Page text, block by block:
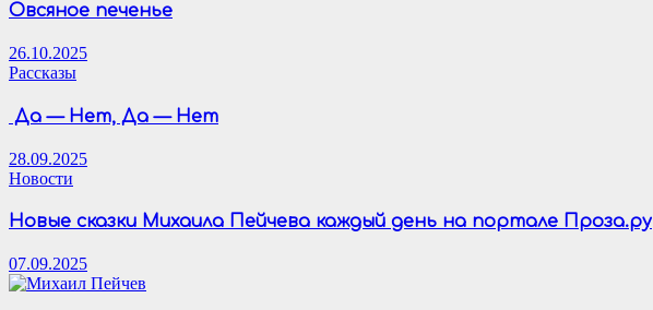
Овсяное печенье
26.10.2025
Рассказы
Да — Нет, Да — Нет
28.09.2025
Новости
Новые сказки Михаила Пейчева каждый день на портале Проза.ру
07.09.2025